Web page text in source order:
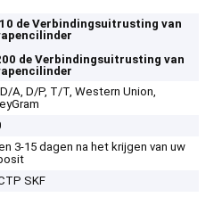
de Verbindingsuitrusting van
de Verbindingsuitrusting van
A, D/P, T/T, Western Union,
3-15 dagen na het krijgen van uw
SKF